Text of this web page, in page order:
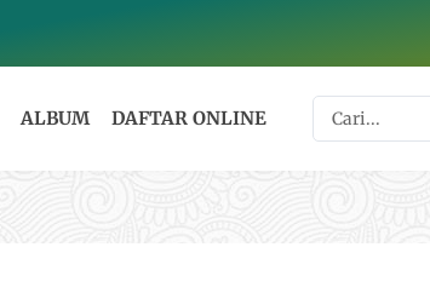
ALBUM DAFTAR ONLINE
Search
...